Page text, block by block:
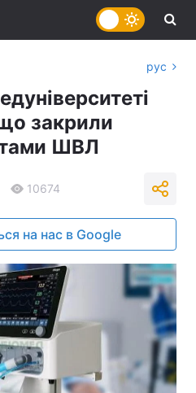
рус
закрили
ШВЛ
10674
на нас в Google